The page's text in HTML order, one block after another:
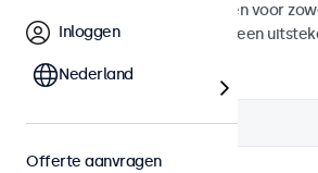
nits. De displays zijn ontworpen voor
buitengebruik en garanderen een
Filter (0)
Inloggen
Nederland
Offerte aanvragen